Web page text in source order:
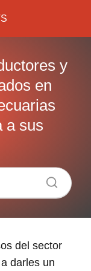
y
en
a sus
del sector
darles un